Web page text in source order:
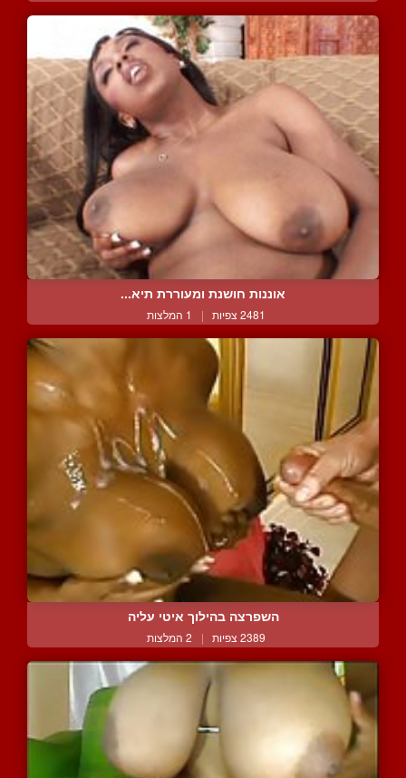
אוננות חושנת ומעוררת תיא...
2481 צפיות | 1 המלצות
השפרצה בהילוך איטי עליה
2389 צפיות | 2 המלצות